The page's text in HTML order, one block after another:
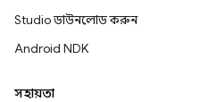
Studio ডাউনলোড করুন
Android NDK
সহায়তা